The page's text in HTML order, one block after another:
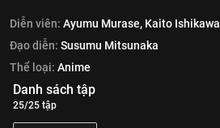
Diễn viên: Ayumu Murase, Kaito Ishikawa
Đạo diễn: Susumu Mitsunaka
Thể loại: Anime
Danh sách tập
25/25 tập